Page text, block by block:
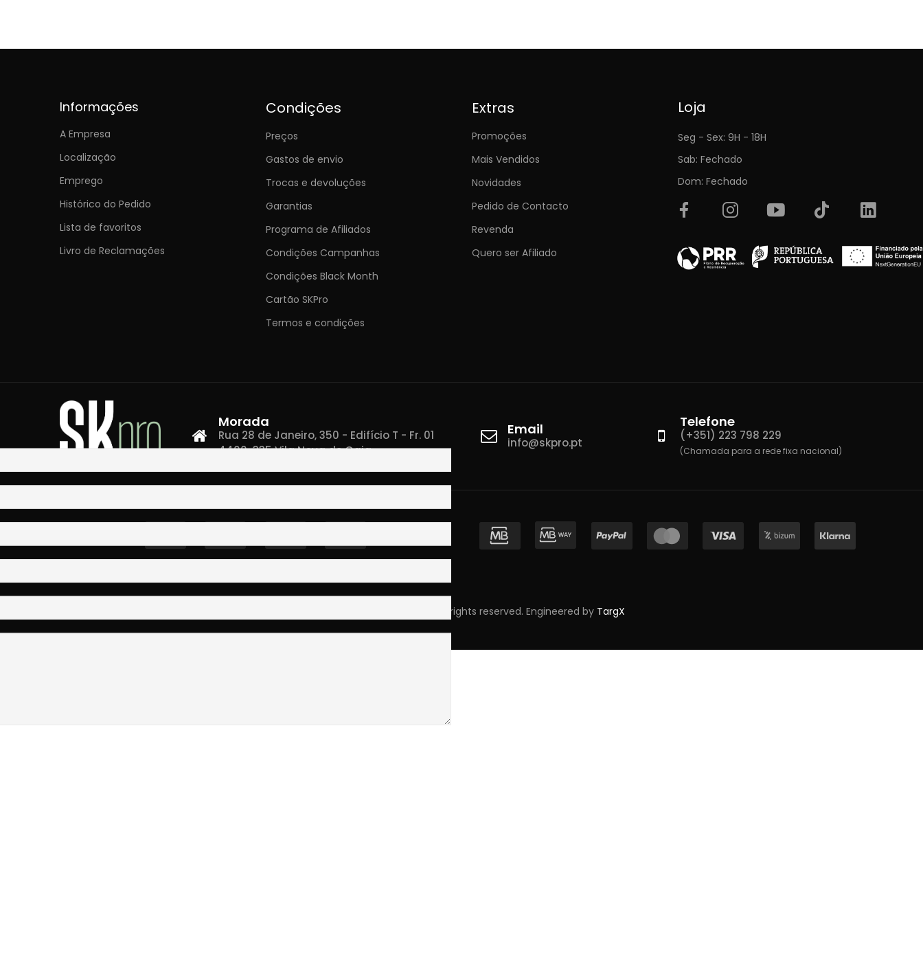
Informações
A Empresa
Localização
Emprego
Histórico do Pedido
Lista de favoritos
Livro de Reclamações
Condições
Preços
Gastos de envio
Trocas e devoluções
Garantias
Programa de Afiliados
Condições Campanhas
Condições Black Month
Cartão SKPro
Termos e condições
Extras
Promoções
Mais Vendidos
Novidades
Pedido de Contacto
Revenda
Quero ser Afiliado
Loja
Seg - Sex: 9H - 18H
Sab: Fechado
Dom: Fechado
Morada
Rua 28 de Janeiro, 350 - Edifício T - Fr. 01
4400-335 Vila Nova de Gaia
Email
info@skpro.pt
Telefone
(+351) 223 798 229
(Chamada para a rede fixa nacional)
Copyright © 2023 Skpro, Lda. All rights reserved. Engineered by TargX